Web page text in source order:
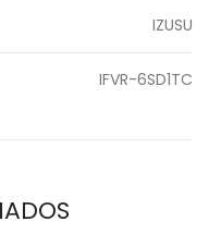
IZUSU
IFVR-6SD1TC